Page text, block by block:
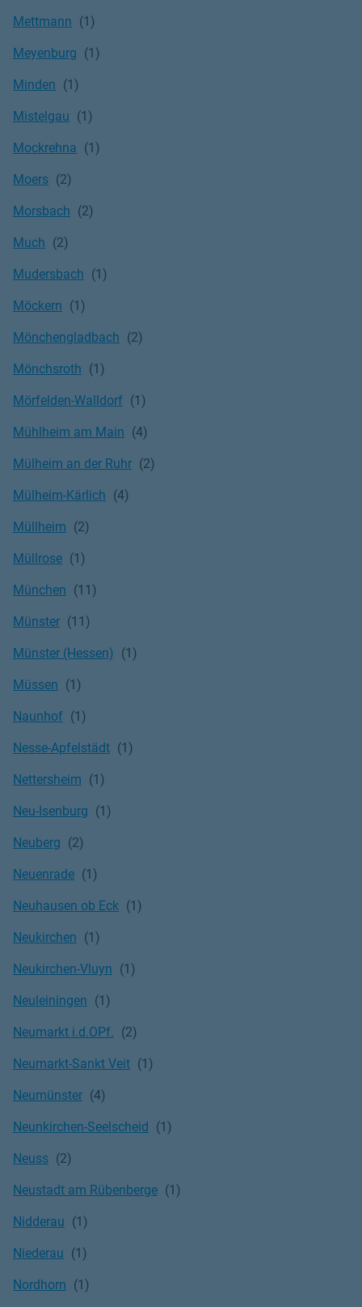
Mettmann
Meyenburg
Minden
Mistelgau
Mockrehna
Moers
Morsbach
Much
Mudersbach
Möckern
Mönchengladbach
Mönchsroth
Mörfelden-Walldorf
Mühlheim am Main
Mülheim an der Ruhr
Mülheim-Kärlich
Müllheim
Müllrose
München
Münster
Münster (Hessen)
Müssen
Naunhof
Nesse-Apfelstädt
Nettersheim
Neu-Isenburg
Neuberg
Neuenrade
Neuhausen ob Eck
Neukirchen
Neukirchen-Vluyn
Neuleiningen
Neumarkt i.d.OPf.
Neumarkt-Sankt Veit
Neumünster
Neunkirchen-Seelscheid
Neuss
Neustadt am Rübenberge
Nidderau
Niederau
Nordhorn